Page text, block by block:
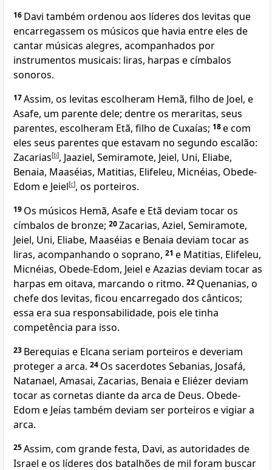
16 Davi também ordenou aos líderes dos levitas que
encarregassem os músicos que havia entre eles de
cantar músicas alegres, acompanhados por
instrumentos musicais: liras, harpas e címbalos
sonoros.
17Assim, os levitas escolheram Hemã, filho de Joel, e
Asafe, um parente dele; dentre os meraritas, seus
parentes, escolheram Etã, filho de Cuxaías; 18e com
eles seus parentes que estavam no segundo escalão:
Zacarias[b], Jaaziel, Semiramote, Jeiel, Uni, Eliabe,
Benaia, Maaséias, Matitias, Elifeleu, Micnéias, Obede-
Edom e Jeiel[c], os porteiros.
19 Os músicos Hemã, Asafe e Etã deviam tocar os
címbalos de bronze; 20Zacarias, Aziel, Semiramote,
Jeiel, Uni, Eliabe, Maaséias e Benaia deviam tocar as
liras, acompanhando o soprano, 21 e Matitias, Elifeleu,
Micnéias, Obede-Edom, Jeiel e Azazias deviam tocar as
harpas em oitava, marcando o ritmo. 22 Quenanias, o
chefe dos levitas, ficou encarregado dos cânticos;
essa era sua responsabilidade, pois ele tinha
competência para isso.
23 Berequias e Elcana seriam porteiros e deveriam
proteger a arca. 24 Os sacerdotes Sebanias, Josafá,
Natanael, Amasai, Zacarias, Benaia e Eliézer deviam
tocar as cornetas diante da arca de Deus. Obede-
Edom e Jeías também deviam ser porteiros e vigiar a
arca.
25Assim, com grande festa, Davi, as autoridades de
Israel e os líderes dos batalhões de mil foram buscar